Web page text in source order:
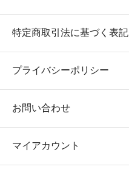
特定商取引法に基づく表記
プライバシーポリシー
お問い合わせ
マイアカウント